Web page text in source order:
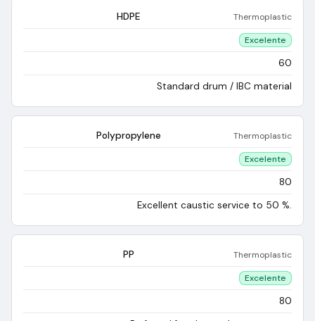
HDPE Thermoplastic
Excelente
60
Standard drum / IBC material
Polypropylene Thermoplastic
Excelente
80
Excellent caustic service to 50 %.
PP Thermoplastic
Excelente
80